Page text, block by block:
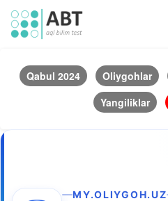
Qabul 2024 Oliygohlar
Yangiliklar
MY.OLIYGOH.UZ